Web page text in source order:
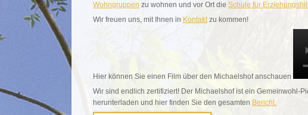
Wohngruppen zu wohnen und vor Ort die Schule für
Wir freuen uns, mit Ihnen in Kontaktzu kommen!
Hier können Sie einen Film über den Michaelshof anschauen
Wir sind endlich zertifiziert! Der Michaelshof ist ein Gemeinwohl-
herunterladen und hier finden Sie den gesamten Bericht.